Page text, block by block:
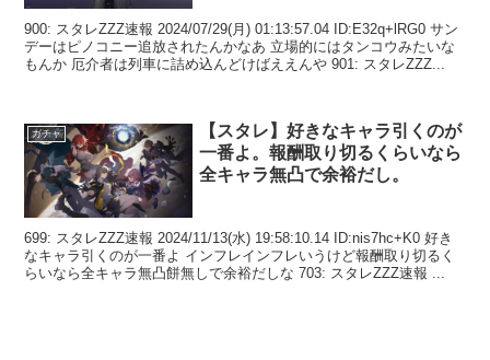
900: スタレZZZ速報 2024/07/29(月) 01:13:57.04 ID:E32q+lRG0 サン
デーはピノコニー追放されたんかなあ 立場的にはタンコウみたいな
もんか 厄介者は列車に詰め込んどけばええんや 901: スタレZZZ...
ガチャ
【スタレ】好きなキャラ引くのが
一番よ。報酬取り切るくらいなら
全キャラ無凸で余裕だし。
699: スタレZZZ速報 2024/11/13(水) 19:58:10.14 ID:nis7hc+K0 好き
なキャラ引くのが一番よ インフレインフレいうけど報酬取り切るく
らいなら全キャラ無凸餅無しで余裕だしな 703: スタレZZZ速報 ...